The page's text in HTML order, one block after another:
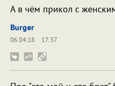
А в чём прикол с
Burger
06.04.18
17:37